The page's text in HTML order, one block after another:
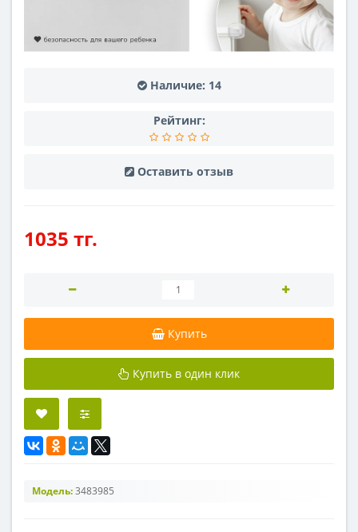
Наличие: 14
Рейтинг:
Оставить отзыв
1035 тг.
Купить
Купить в один клик
Модель:3483985